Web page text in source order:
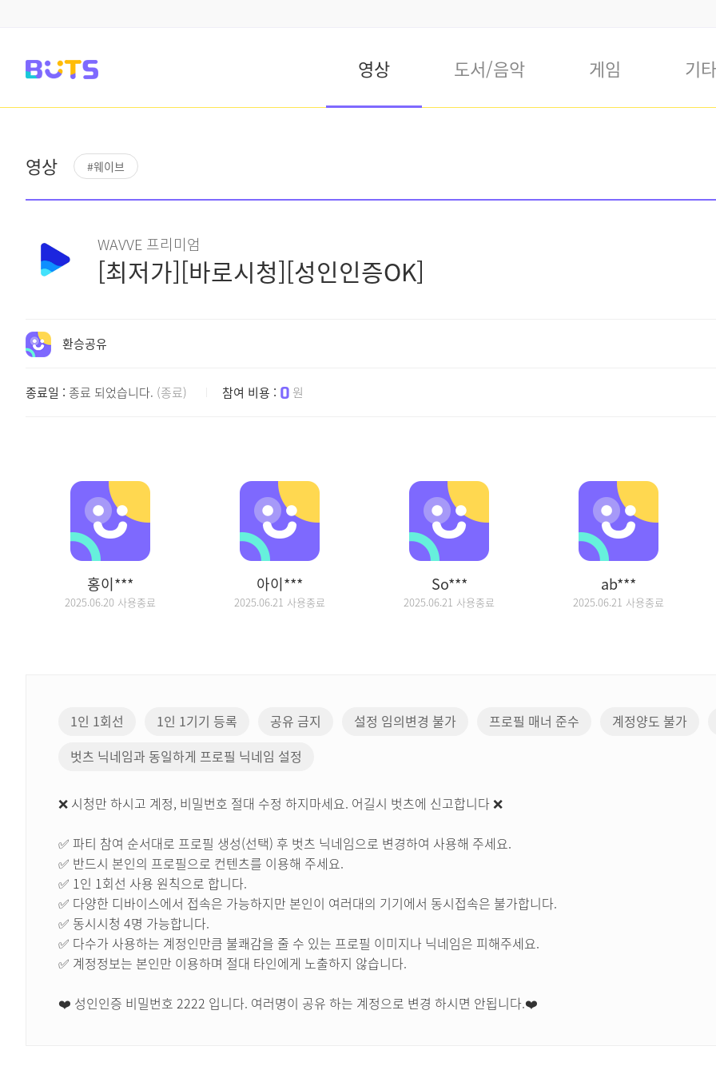
영상 도서/음악 게임 기타
영상 #웨이브
WAVVE 프리미엄
[최저가][바로시청][성인인증OK]
환승공유
종료일 : 종료 되었습니다. (종료) 참여 비용 : 0 원
홍이***
2025.06.20 사용종료
아이***
2025.06.21 사용종료
So***
2025.06.21 사용종료
ab***
2025.06.21 사용종료
1인 1회선 1인 1기기 등록 공유 금지 설정 임의변경 불가 프로필 매너 준수 계정양도 불가
벗츠 닉네임과 동일하게 프로필 닉네임 설정
❌ 시청만 하시고 계정, 비밀번호 절대 수정 하지마세요. 어길시 벗츠에 신고합니다 ❌
✅ 파티 참여 순서대로 프로필 생성(선택) 후 벗츠 닉네임으로 변경하여 사용해 주세요.
✅ 반드시 본인의 프로필으로 컨텐츠를 이용해 주세요.
✅ 1인 1회선 사용 원칙으로 합니다.
✅ 다양한 디바이스에서 접속은 가능하지만 본인이 여러대의 기기에서 동시접속은 불가합니다.
✅ 동시시청 4명 가능합니다.
✅ 다수가 사용하는 계정인만큼 불쾌감을 줄 수 있는 프로필 이미지나 닉네임은 피해주세요.
✅ 계정정보는 본인만 이용하며 절대 타인에게 노출하지 않습니다.
❤️ 성인인증 비밀번호 2222 입니다. 여러명이 공유 하는 계정으로 변경 하시면 안됩니다.❤️